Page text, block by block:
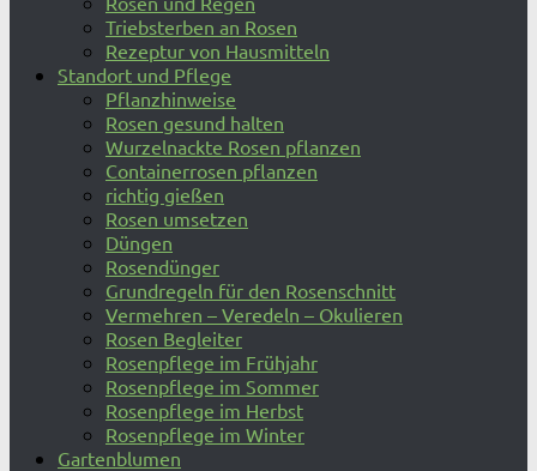
Triebsterben an Rosen
Rezeptur von Hausmitteln
Standort und Pflege
Pflanzhinweise
Rosen gesund halten
Wurzelnackte Rosen pflanzen
Containerrosen pflanzen
richtig gießen
Rosen umsetzen
Düngen
Rosendünger
Grundregeln für den Rosenschnitt
Vermehren – Veredeln – Okulieren
Rosen Begleiter
Rosenpflege im Frühjahr
Rosenpflege im Sommer
Rosenpflege im Herbst
Rosenpflege im Winter
Gartenblumen